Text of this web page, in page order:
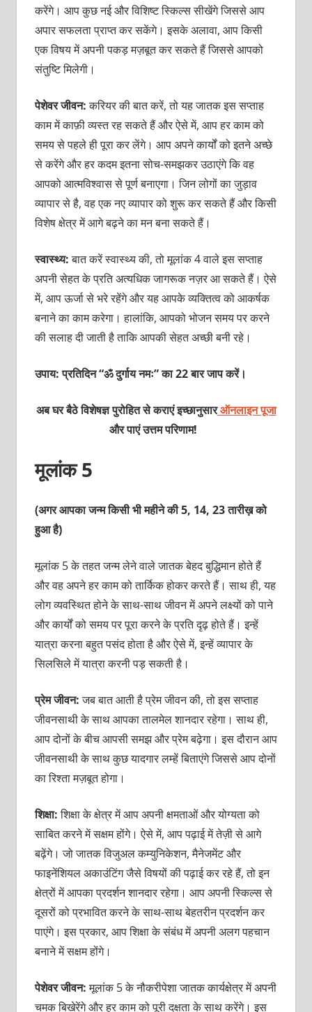
करेंगे। आप कुछ नई और विशिष्ट स्किल्स सीखेंगे जिससे आप
अपार सफलता प्राप्त कर सकेंगे। इसके अलावा, आप किसी
एक विषय में अपनी पकड़ मज़बूत कर सकते हैं जिससे आपको
संतुष्टि मिलेगी।
पेशेवर जीवन:करियर की बात करें, तो यह जातक इस सप्ताह
काम में काफ़ी व्यस्त रह सकते हैं और ऐसे में, आप हर काम को
समय से पहले ही पूरा कर लेंगे। आप अपने कार्यों को इतने अच्छे
से करेंगे और हर कदम इतना सोच-समझकर उठाएंगे कि वह
आपको आत्मविश्वास से पूर्ण बनाएगा। जिन लोगों का जुड़ाव
व्यापार से है, वह एक नए व्यापार को शुरू कर सकते हैं और किसी
विशेष क्षेत्र में आगे बढ़ने का मन बना सकते हैं।
स्वास्थ्य:बात करें स्वास्थ्य की, तो मूलांक 4 वालेइस सप्ताह
अपनी सेहत के प्रति अत्यधिक जागरूक नज़र आ सकते हैं। ऐसे
में, आप ऊर्जा से भरे रहेंगे और यह आपके व्यक्तित्व को आकर्षक
बनाने का काम करेगा। हालांकि, आपको भोजन समय पर करने
की सलाह दी जाती है ताकि आपकी सेहत अच्छी बनी रहे।
उपाय: प्रतिदिन “ॐ दुर्गाय नमः” का 22 बार जाप करें।
अब घर बैठे विशेषज्ञ पुरोहित से कराएं इच्छानुसारऑनलाइन पूजा
और पाएं उत्तम परिणाम!
मूलांक 5
(अगर आपका जन्म किसी भी महीने की 5, 14, 23 तारीख़ को
हुआ है)
मूलांक 5 के तहत जन्म लेने वाले जातक बेहद बुद्धिमान होते हैं
और वह अपने हर काम को तार्किक होकर करते हैं। साथ ही, यह
लोग व्यवस्थित होने के साथ-साथ जीवन में अपने लक्ष्यों को पाने
और कार्यों को समय पर पूरा करने के प्रति दृढ़ होते हैं। इन्हें
यात्रा करना बहुत पसंद होता है और ऐसे में, इन्हें व्यापार के
सिलसिले में यात्रा करनी पड़ सकती है।
प्रेम जीवन:जब बात आती है प्रेम जीवन की, तो इस सप्ताह
जीवनसाथी के साथ आपका तालमेल शानदार रहेगा। साथ ही,
आप दोनों के बीच आपसी समझ और प्रेम बढ़ेगा। इस दौरान आप
जीवनसाथी के साथ कुछ यादगार लम्हें बिताएंगे जिससे आप दोनों
का रिश्ता मज़बूत होगा।
शिक्षा:शिक्षा के क्षेत्र में आप अपनी क्षमताओं और योग्यता को
साबित करने में सक्षम होंगे। ऐसे में, आप पढ़ाई में तेज़ी से आगे
बढ़ेंगे। जो जातक विजुअल कम्युनिकेशन, मैनेजमेंट और
फाइनेंशियल अकाउंटिंग जैसे विषयों की पढ़ाई कर रहे हैं, तो इन
क्षेत्रों में आपका प्रदर्शन शानदार रहेगा। आप अपनी स्किल्स से
दूसरों को प्रभावित करने के साथ-साथ बेहतरीन प्रदर्शन कर
पाएंगे। इस प्रकार, आप शिक्षा के संबंध में अपनी अलग पहचान
बनाने में सक्षम होंगे।
पेशेवर जीवन:मूलांक 5 के नौकरीपेशा जातक कार्यक्षेत्र में अपनी
चमक बिखेरेंगे और हर काम को पूरी दक्षता के साथ करेंगे। इस